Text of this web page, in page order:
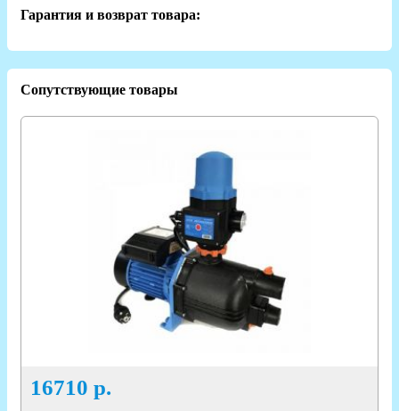
Гарантия и возврат товара:
Сопутствующие товары
16710 р.